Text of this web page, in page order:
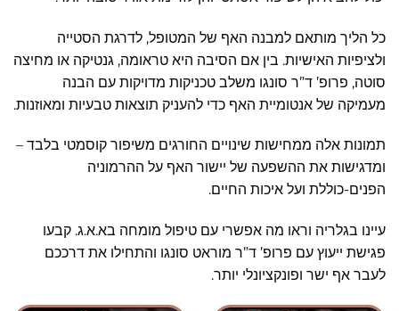
כל הליך מותאם למבנה האף של המטופל, לדרגת הסטייה
ולציפיות האישיות. בין אם הסיבה היא טראומה, גנטיקה או מחיצה
סוטה, פרופ’ ד”ר סונגו משלב טכניקות מדויקות עם הבנה
מעמיקה של אנטומיית האף כדי להעניק תוצאות טבעיות ומאוזנות.
תמונות אלה ממחישות שינויים החורגים משיפור קוסמטי בלבד –
ומדגישות את ההשפעה של יישור האף על ההרמוניה
הפנים-כוללת ועל איכות החיים.
עיינו בגלריה וראו מה אפשרי עם טיפול מומחה בא.א.ג. קבעו
פגישת ייעוץ עם פרופ’ ד”ר מוראט סונגו והתחילו את דרככם
לעבר אף ישר ופונקציונלי יותר.